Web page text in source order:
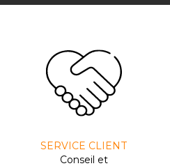
SERVICE CLIENT
Conseil et